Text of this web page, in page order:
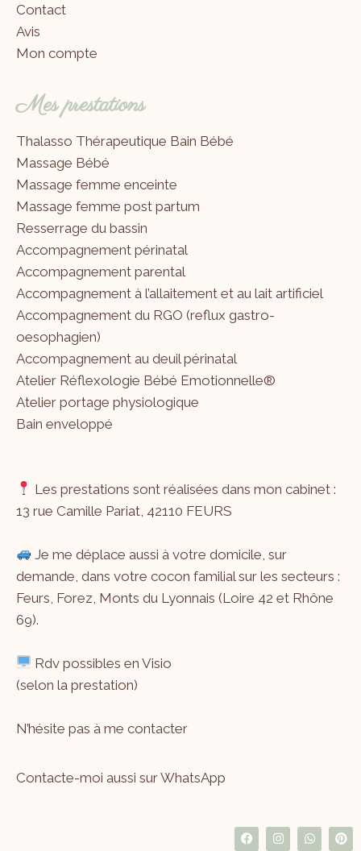
Contact
Avis
Mon compte
Mes prestations
Thalasso Thérapeutique Bain Bébé
Massage Bébé
Massage femme enceinte
Massage femme post partum
Resserrage du bassin
Accompagnement périnatal
Accompagnement parental
Accompagnement à l’allaitement et au lait artificiel
Accompagnement du RGO (reflux gastro-
oesophagien)
Accompagnement au deuil périnatal
Atelier Réflexologie Bébé Emotionnelle®
Atelier portage physiologique
Bain enveloppé
Les prestations sont réalisées dans mon cabinet :
13 rue Camille Pariat, 42110 FEURS
Je me déplace aussi à votre domicile, sur
demande, dans votre cocon familial sur les secteurs :
Feurs, Forez, Monts du Lyonnais (Loire 42 et Rhône
69).
Rdv possibles en Visio
(selon la prestation)
N’hésite pas à me contacter
Contacte-moi aussi sur WhatsApp